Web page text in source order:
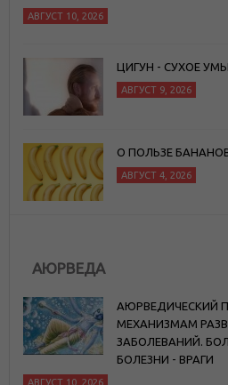
АВГУСТ 10, 2026
ЦИГУН - СУХОЕ
АВГУСТ 9, 2026
О ПОЛЬЗЕ
АВГУСТ 4, 2026
АЮРВЕДА
АЮРВЕДИЧЕСКИЙ
МЕХАНИЗМАМ
ЗАБОЛЕВАНИЙ.
БОЛЕЗНИ - ВРАГИ
АВГУСТ 10, 2026